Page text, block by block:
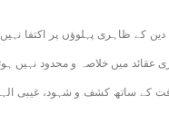
ظاہری پہلوؤں پر اکتفا نہیں
میں خلاصہ و محدود نہیں
کے ساتھ کشف و شہود، غیبی